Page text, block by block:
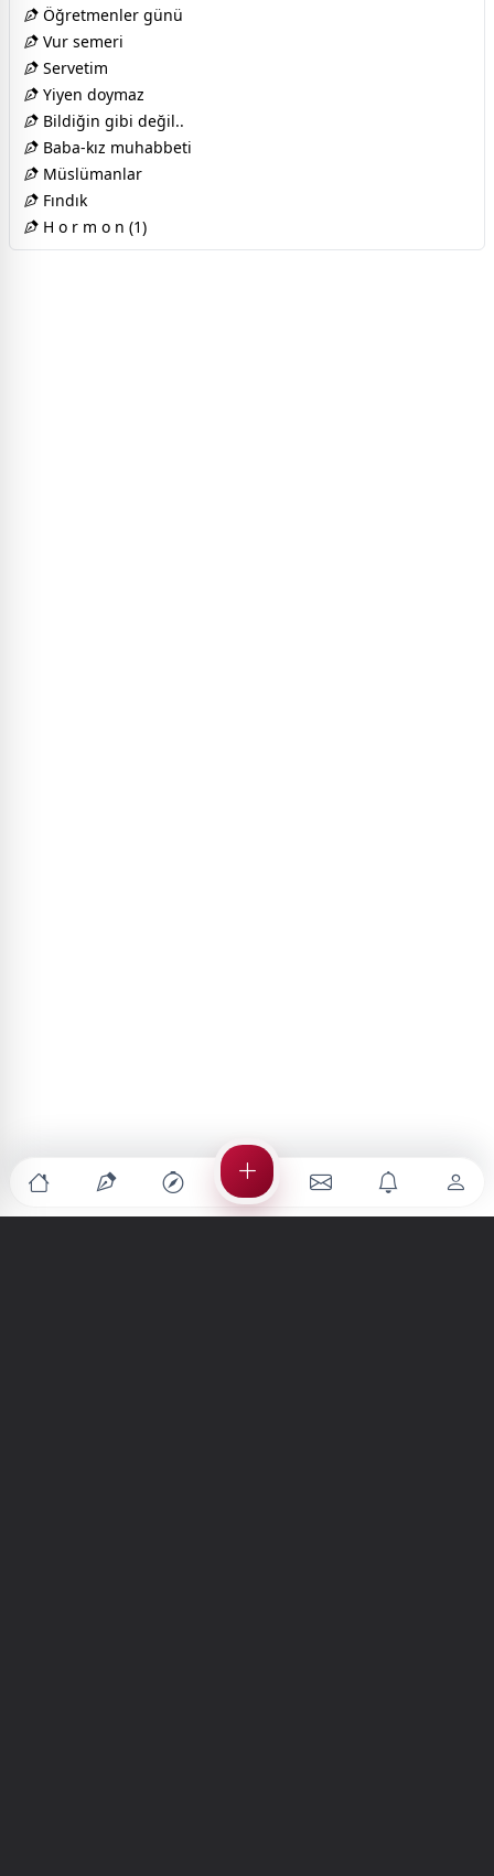
Öğretmenler günü
Vur semeri
Servetim
Yiyen doymaz
Bildiğin gibi değil..
Baba-kız muhabbeti
Müslümanlar
Fındık
H o r m o n (1)